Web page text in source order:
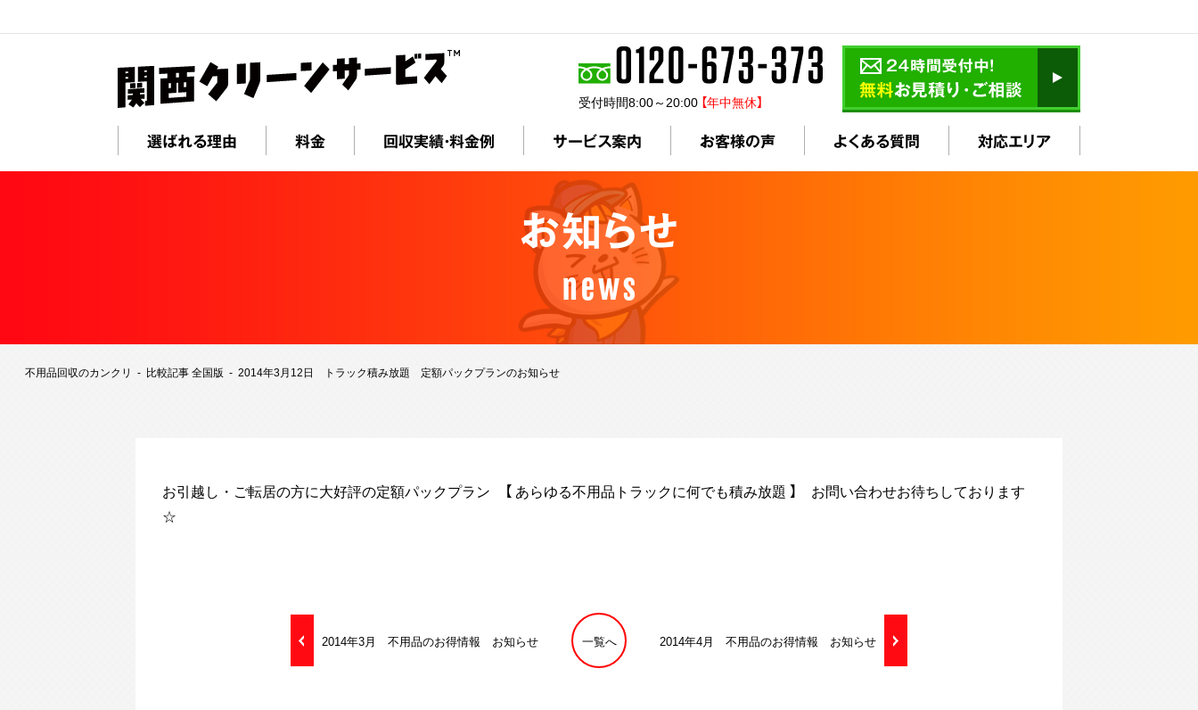
受付時間8:00～20:00 【年中無休】
選ばれる理由 料金 回収実績・料金例 サービス案内 お客様の声 よくある質問 対応エリア
お知らせ
news
不用品回収のカンクリ 比較記事 全国版 2014年3月12日 トラック積み放題 定額パックプランのお知らせ
お引越し・ご転居の方に大好評の定額パックプラン 【 あらゆる不用品トラックに何でも積み放題 】 お問い合わせお待ちしております
☆
2014年3月 不用品のお得情報 お知らせ 一覧へ 2014年4月 不用品のお得情報 お知らせ